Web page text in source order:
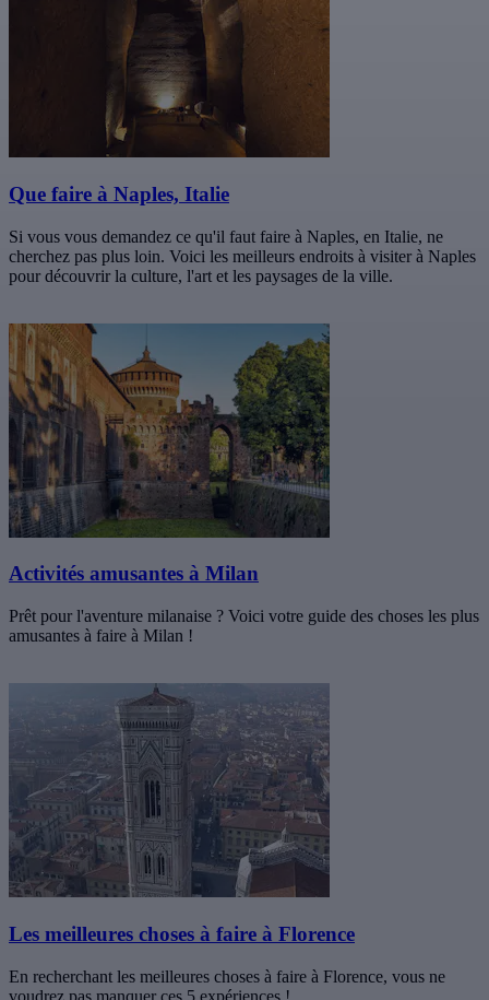
Que faire à Naples, Italie
Si vous vous demandez ce qu'il faut faire à Naples, en Italie, ne
cherchez pas plus loin. Voici les meilleurs endroits à visiter à Naples
pour découvrir la culture, l'art et les paysages de la ville.
Activités amusantes à Milan
Prêt pour l'aventure milanaise ? Voici votre guide des choses les plus
amusantes à faire à Milan !
Les meilleures choses à faire à Florence
En recherchant les meilleures choses à faire à Florence, vous ne
voudrez pas manquer ces 5 expériences !